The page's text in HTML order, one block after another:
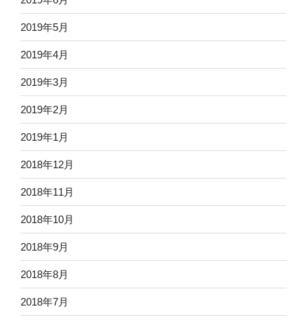
2019年5月
2019年4月
2019年3月
2019年2月
2019年1月
2018年12月
2018年11月
2018年10月
2018年9月
2018年8月
2018年7月